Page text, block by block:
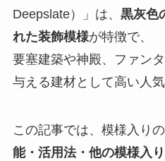
Deepslate）」は、 黒灰色
れた装飾模様が特徴で、
要塞建築や神殿、ファン
与える建材として高い人気
この記事では、模様入り
能・活用法・他の模様入